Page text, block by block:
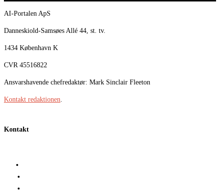
AI-Portalen ApS
Danneskiold-Samsøes Allé 44, st. tv.
1434 København K
CVR 45516822
Ansvarshavende chefredaktør: Mark Sinclair Fleeton
Kontakt redaktionen
Kontakt